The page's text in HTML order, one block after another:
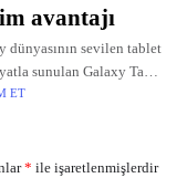
avantajı
sevilen tablet
sunulan Galaxy Tab
ve çoklu
ET
* ile işaretlenmişlerdir